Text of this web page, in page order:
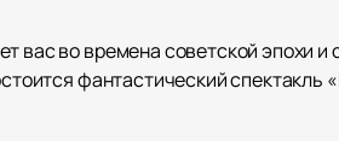
вас во времена советской эпохи
фантастический спектакль